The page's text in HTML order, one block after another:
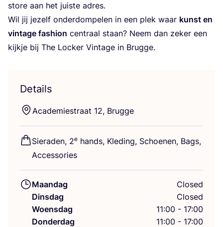
sto­re aan het juis­te adres.
Wil jij jezelf onder­dom­pe­len in een plek waar kunst en
vin­ta­ge fas­hi­on cen­traal staan? Neem dan zeker een
kijk­je bij The Loc­ker Vin­ta­ge in Brugge.
Details
Aca­de­mie­straat 12, Brugge
Sie­ra­den, 2e hands, Kle­ding, Schoe­nen, Bags,
Accessories
Maandag
Closed
Dinsdag
Closed
Woensdag
11:00 - 17:00
Donderdag
11:00 - 17:00